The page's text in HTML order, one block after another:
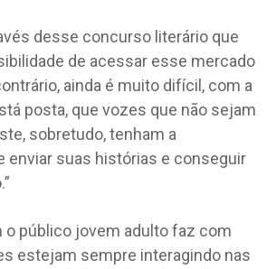
desse concurso literário que
de acessar esse mercado
ainda é muito difícil, com a
posta, que vozes que não sejam
sobretudo, tenham a
enviar suas histórias e conseguir
o público jovem adulto faz com
estejam sempre interagindo nas